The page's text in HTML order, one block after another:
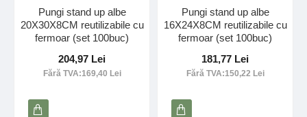
Pungi stand up albe
20X30X8CM reutilizabile cu
fermoar (set 100buc)
204,97 Lei
Fără TVA:169,40 Lei
Pungi stand up albe
16X24X8CM reutilizabile cu
fermoar (set 100buc)
181,77 Lei
Fără TVA:150,22 Lei